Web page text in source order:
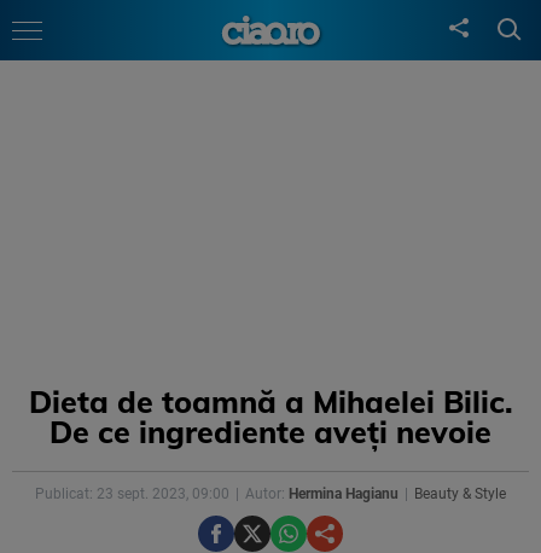
Dieta de toamnă a Mihaelei Bilic.
De ce ingrediente aveţi nevoie
Publicat: 23 sept. 2023, 09:00 Autor: Hermina Hagianu Beauty & Style